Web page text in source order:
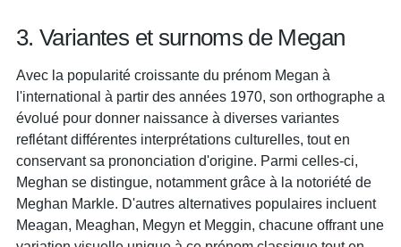
3. Variantes et surnoms de Megan
Avec la popularité croissante du prénom Megan à
l'international à partir des années 1970, son orthographe a
évolué pour donner naissance à diverses variantes
reflétant différentes interprétations culturelles, tout en
conservant sa prononciation d'origine. Parmi celles-ci,
Meghan se distingue, notamment grâce à la notoriété de
Meghan Markle. D'autres alternatives populaires incluent
Meagan, Meaghan, Megyn et Meggin, chacune offrant une